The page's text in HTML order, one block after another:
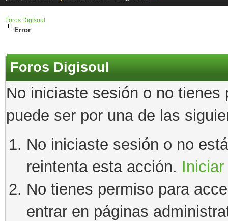
Foros Digisoul
Error
Foros Digisoul
No iniciaste sesión o no
puede ser por una de las
No iniciaste sesión o no
reintenta esta acción.
No tienes permiso para
entrar en páginas